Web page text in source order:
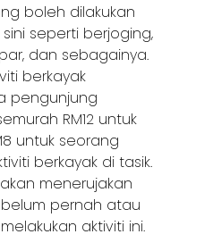
boleh dilakukan
seperti berjoging,
dan sebagainya.
berkayak
pengunjung
RM12 untuk
untuk seorang
berkayak di tasik.
menerujakan
pernah atau
aktiviti ini.